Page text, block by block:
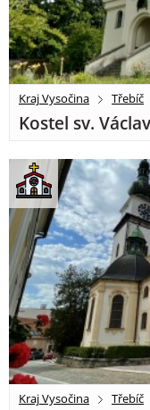
Kraj Vysočina Třebíč
Kostel sv.
Kraj Vysočina Třebíč